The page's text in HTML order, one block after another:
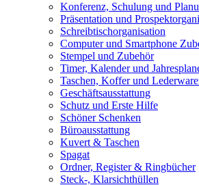
Konferenz, Schulung und
Präsentation und
Schreibtischorganisation
Computer und Smartphone
Stempel und Zubehör
Timer, Kalender und
Taschen, Koffer und
Geschäftsausstattung
Schutz und Erste Hilfe
Schöner Schenken
Büroausstattung
Kuvert & Taschen
Spagat
Ordner, Register & Ringbücher
Steck-, Klarsichthüllen